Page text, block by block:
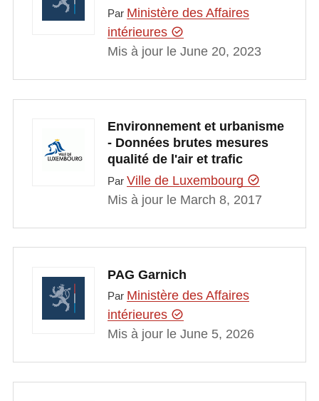
Par Ministère des Affaires
intérieures
Mis à jour le June 20, 2023
Environnement et urbanisme
- Données brutes mesures
qualité de l'air et trafic
Par Ville de Luxembourg
Mis à jour le March 8, 2017
PAG Garnich
Par Ministère des Affaires
intérieures
Mis à jour le June 5, 2026